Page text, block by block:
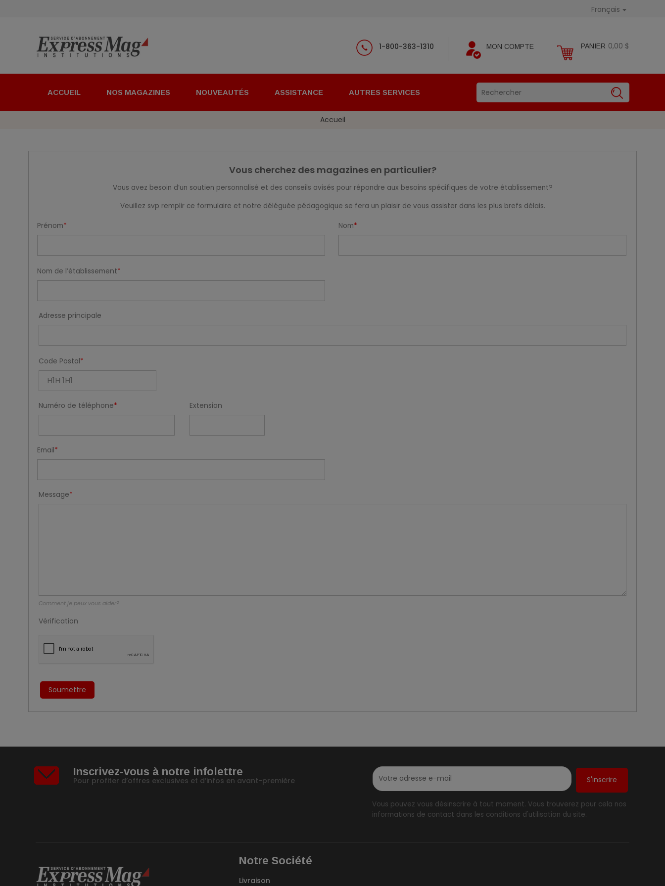
Français 
PANIER 0,00 $
MON COMPTE
1-800-363-1310
ACCUEIL NOS MAGAZINES NOUVEAUTÉS ASSISTANCE AUTRES SERVICES
Accueil
Vous cherchez des magazines en particulier?
Vous avez besoin d’un soutien personnalisé et des conseils avisés pour répondre aux besoins spécifiques de votre établissement?
Veuillez svp remplir ce formulaire et notre déléguée pédagogique se fera un plaisir de vous assister dans les plus brefs délais.
Prénom
Nom de l’établissement
Nom
Adresse principale
Code Postal
Numéro de téléphone Extension
Email
Message
Comment je peux vous aider?
Vérification
Soumettre
Inscrivez-vous à notre infolettre
Pour profiter d’offres exclusives et d’infos en avant-première
Vous pouvez vous désinscrire à tout moment. Vous trouverez pour cela nos
informations de contact dans les conditions d'utilisation du site.
Notre Société
Livraison